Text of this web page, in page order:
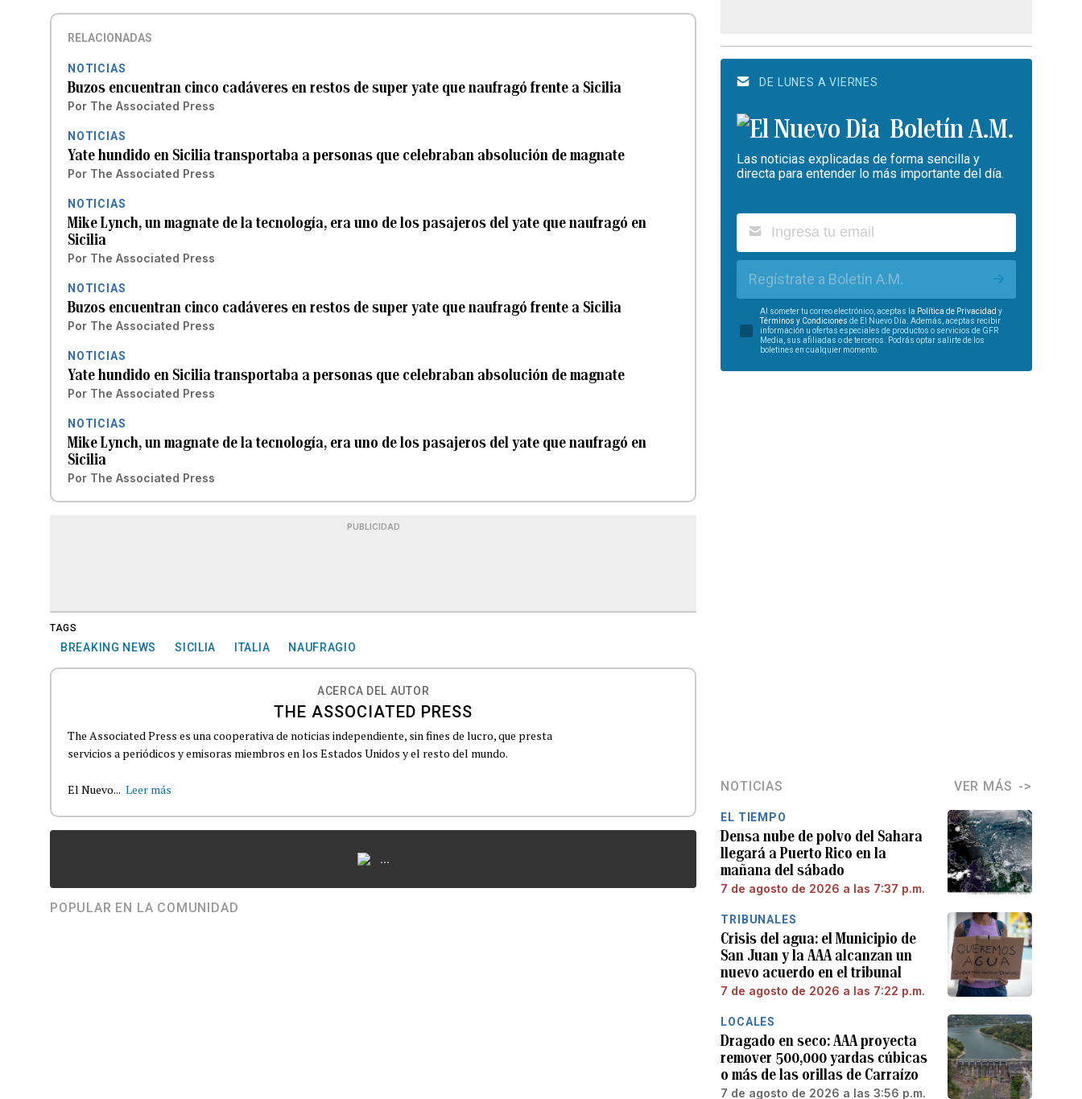
RELACIONADAS
NOTICIAS
Buzos encuentran cinco cadáveres en restos de super yate que naufragó frente a Sicilia
Por The Associated Press
NOTICIAS
Yate hundido en Sicilia transportaba a personas que celebraban absolución de magnate
Por The Associated Press
NOTICIAS
Mike Lynch, un magnate de la tecnología, era uno de los pasajeros del yate que naufragó en
Sicilia
Por The Associated Press
NOTICIAS
Buzos encuentran cinco cadáveres en restos de super yate que naufragó frente a Sicilia
Por The Associated Press
NOTICIAS
Yate hundido en Sicilia transportaba a personas que celebraban absolución de magnate
Por The Associated Press
NOTICIAS
Mike Lynch, un magnate de la tecnología, era uno de los pasajeros del yate que naufragó en
Sicilia
Por The Associated Press
PUBLICIDAD
TAGS
BREAKING NEWS SICILIA ITALIA NAUFRAGIO
ACERCA DEL AUTOR
THE ASSOCIATED PRESS
The Associated Press es una cooperativa de noticias independiente, sin fines de lucro, que presta
servicios a periódicos y emisoras miembros en los Estados Unidos y el resto del mundo.
El Nuevo... Leer más
...
POPULAR EN LA COMUNIDAD
DE LUNES A VIERNES
Boletín A.M.
Las noticias explicadas de forma sencilla y
directa para entender lo más importante del día.
Regístrate a Boletín A.M.
Al someter tu correo electrónico, aceptas la Política de Privacidad y
Términos y Condiciones de El Nuevo Día. Además, aceptas recibir
información u ofertas especiales de productos o servicios de GFR
Media, sus afiliadas o de terceros. Podrás optar salirte de los
boletines en cualquier momento.
NOTICIAS VER MÁS
EL TIEMPO
Densa nube de polvo del Sahara
llegará a Puerto Rico en la
mañana del sábado
7 de agosto de 2026 a las 7:37 p.m.
TRIBUNALES
Crisis del agua: el Municipio de
San Juan y la AAA alcanzan un
nuevo acuerdo en el tribunal
7 de agosto de 2026 a las 7:22 p.m.
LOCALES
Dragado en seco: AAA proyecta
remover 500,000 yardas cúbicas
o más de las orillas de Carraízo
7 de agosto de 2026 a las 3:56 p.m.